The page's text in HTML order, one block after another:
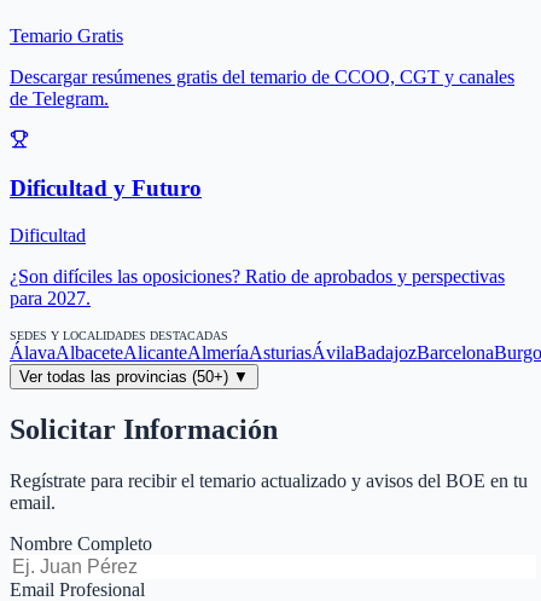
Temario Gratis
Descargar resúmenes gratis del temario de CCOO, CGT y canales
de Telegram.
Dificultad y Futuro
Dificultad
¿Son difíciles las oposiciones? Ratio de aprobados y perspectivas
para 2027.
SEDES Y LOCALIDADES DESTACADAS
ÁlavaAlbaceteAlicanteAlmeríaAsturiasÁvilaBadajozBarcelona
Ver todas las provincias (50+) ▼
Solicitar Información
Regístrate para recibir el temario actualizado y avisos del BOE en tu
email.
Nombre Completo
Email Profesional